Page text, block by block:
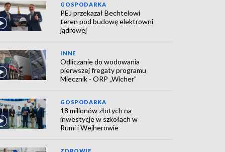
GOSPODARKA
PEJ przekazał Bechtelowi
teren pod budowę elektrowni
jądrowej
INNE
Odliczanie do wodowania
pierwszej fregaty programu
Miecznik - ORP „Wicher”
GOSPODARKA
18 milionów złotych na
inwestycje w szkołach w
Rumi i Wejherowie